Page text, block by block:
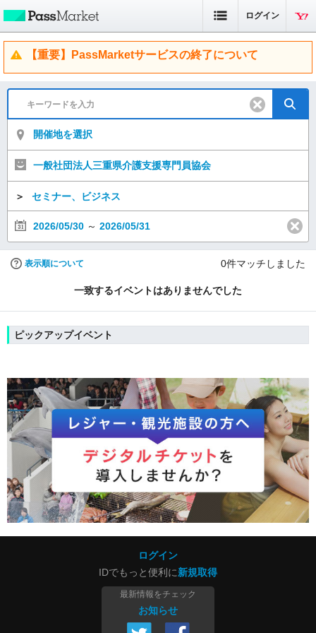
ログイン
【重要】PassMarketサービスの終了について
開催地を選択
一般社団法人三重県介護支援専門員協会
＞ セミナー、ビジネス
2026/05/30 ～ 2026/05/31
表示順について 0件マッチしました
一致するイベントはありませんでした
ピックアップイベント
ログイン
IDでもっと便利に新規取得
最新情報をチェック
お知らせ